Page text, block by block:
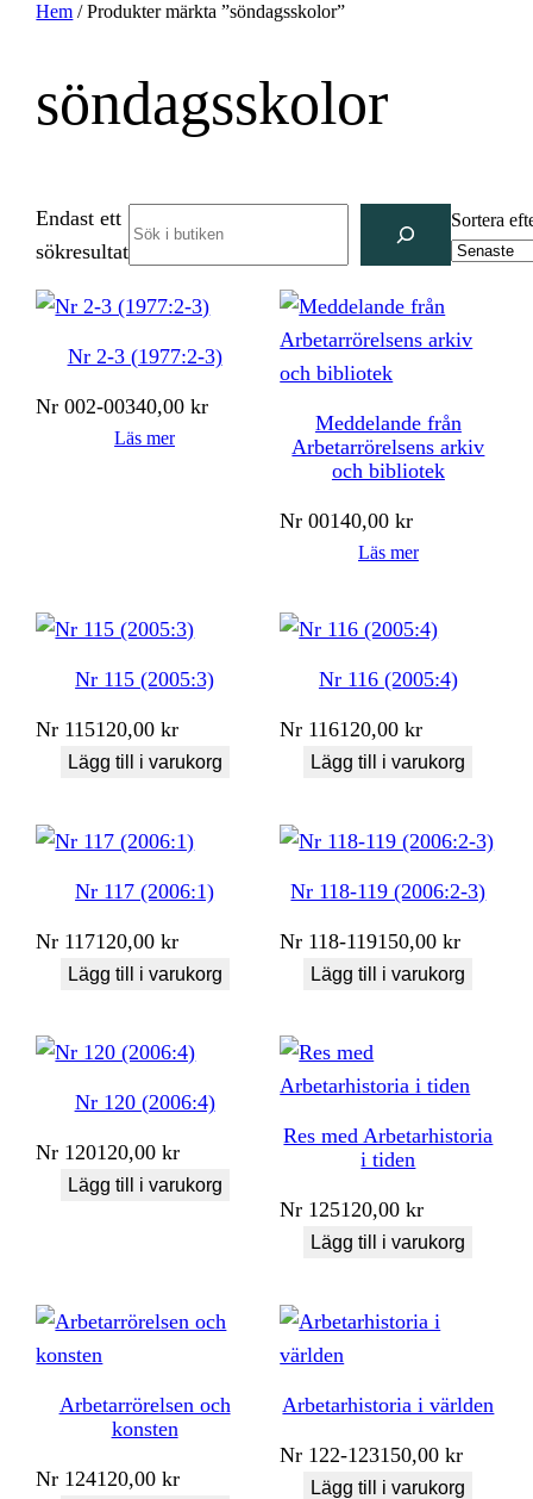
Hem / Produkter märkta ”söndagsskolor”
söndagsskolor
Endast ett
sökresultat
Sortera
Nr 2-3 (1977:2-3)
Nr 002-00340,00kr
Läs mer
Meddelande från
Arbetarrörelsens arkiv
och bibliotek
Nr 00140,00kr
Läs mer
Nr 115 (2005:3)
Nr 115120,00kr
Lägg till i varukorg
Nr 116 (2005:4)
Nr 116120,00kr
Lägg till i varukorg
Nr 117 (2006:1)
Nr 117120,00kr
Lägg till i varukorg
Nr 118-119 (2006:2-3)
Nr 118-119150,00kr
Lägg till i varukorg
Nr 120 (2006:4)
Nr 120120,00kr
Lägg till i varukorg
Res med Arbetarhistoria
i tiden
Nr 125120,00kr
Lägg till i varukorg
Arbetarrörelsen och
konsten
Nr 124120,00kr
Arbetarhistoria i världen
Nr 122-123150,00kr
Lägg till i varukorg